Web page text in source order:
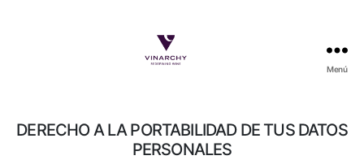
Menú
DERECHO A LA PORTABILIDAD DE TUS DATOS
PERSONALES